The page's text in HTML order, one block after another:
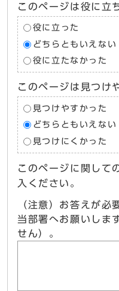
このページは役に立
役に立った
どちらともいえない
役に立たなかった
このページは見つけ
見つけやすかった
どちらともいえない
見つけにくかった
このページに関して
入ください。
（注意）お答えが必
当部署へお願いしま
せん）。